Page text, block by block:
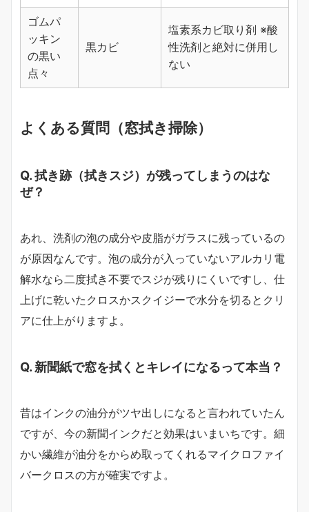
ゴムパ
ッキン
の黒い
点々
黒カビ
塩素系カビ取り剤 ※酸
性洗剤と絶対に併用し
ない
よくある質問（窓拭き掃除）
Q. 拭き跡（拭きスジ）が残ってしまうのはな
ぜ？
あれ、洗剤の泡の成分や皮脂がガラスに残っているの
が原因なんです。泡の成分が入っていないアルカリ電
解水なら二度拭き不要でスジが残りにくいですし、仕
上げに乾いたクロスかスクイジーで水分を切るとクリ
アに仕上がりますよ。
Q. 新聞紙で窓を拭くとキレイになるって本当？
昔はインクの油分がツヤ出しになると言われていたん
ですが、今の新聞インクだと効果はいまいちです。細
かい繊維が油分をからめ取ってくれるマイクロファイ
バークロスの方が確実ですよ。